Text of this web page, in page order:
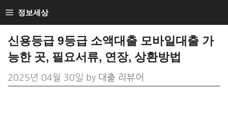
Skip
to
content
정보세상
신용등급 9등급 소액대출 모바일대출 가
능한 곳, 필요서류, 연장, 상환방법
2025년 04월 30일 by 대출 리뷰어